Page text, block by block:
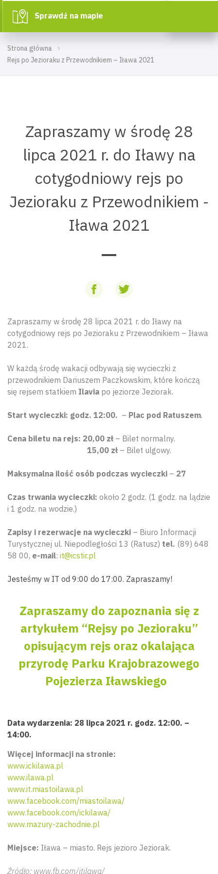
Strona główna
Rejs po Jezioraku z Przewodnikiem – Iława 2021
Sprawdź na mapie
Zapraszamy w środę 28
lipca 2021 r. do Iławy na
cotygodniowy rejs po
Jezioraku z Przewodnikiem -
Iława 2021
Zapraszamy w środę 28 lipca 2021 r. do Iławy na
cotygodniowy rejs po Jezioraku z Przewodnikiem – Iława
2021.
W każdą środę wakacji odbywają się wycieczki z
przewodnikiem Dariuszem Paczkowskim, które kończą
się rejsem statkiem Ilavia po jeziorze Jeziorak.
Start wycieczki: godz. 12:00. – Plac pod Ratuszem.
Cena biletu na rejs: 20,00 zł – Bilet normalny.
15,00 zł – Bilet ulgowy.
Maksymalna ilość osób podczas wycieczki – 27
Czas trwania wycieczki: około 2 godz. (1 godz. na lądzie
i 1 godz. na wodzie.)
Zapisy i rezerwacje na wycieczki – Biuro Informacji
Turystycznej ul. Niepodległości 13 (Ratusz) tel. (89) 648
58 00, e-mail: it@icstir.pl
Jesteśmy w IT od 9:00 do 17:00. Zapraszamy!
Zapraszamy do zapoznania się z
artykułem “Rejsy po Jezioraku”
opisującym rejs oraz okalająca
przyrodę Parku Krajobrazowego
Pojezierza Iławskiego
Data wydarzenia: 28 lipca 2021 r. godz. 12:00. –
14:00.
Więcej informacji na stronie:
www.ickilawa.pl
www.ilawa.pl
www.it.miastoilawa.pl
www.facebook.com/miastoilawa/
www.facebook.com/ickilawa/
www.mazury-zachodnie.pl
Miejsce: Iława – miasto. Rejs jezioro Jeziorak.
Źródło: www.fb.com/itilawa/